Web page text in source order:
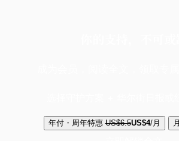
年付・周年特惠 US$6.5US$4/月